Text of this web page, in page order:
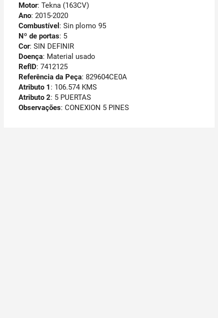
Motor: Tekna (163CV)
Ano: 2015-2020
Combustível : Sin plomo 95
Nº de portas: 5
Cor: SIN DEFINIR
Doença: Material usado
RefID: 7412125
Referência da Peça: 829604CE0A
Atributo 1 : 106.574 KMS
Atributo 2: 5 PUERTAS
Observações: CONEXION 5 PINES